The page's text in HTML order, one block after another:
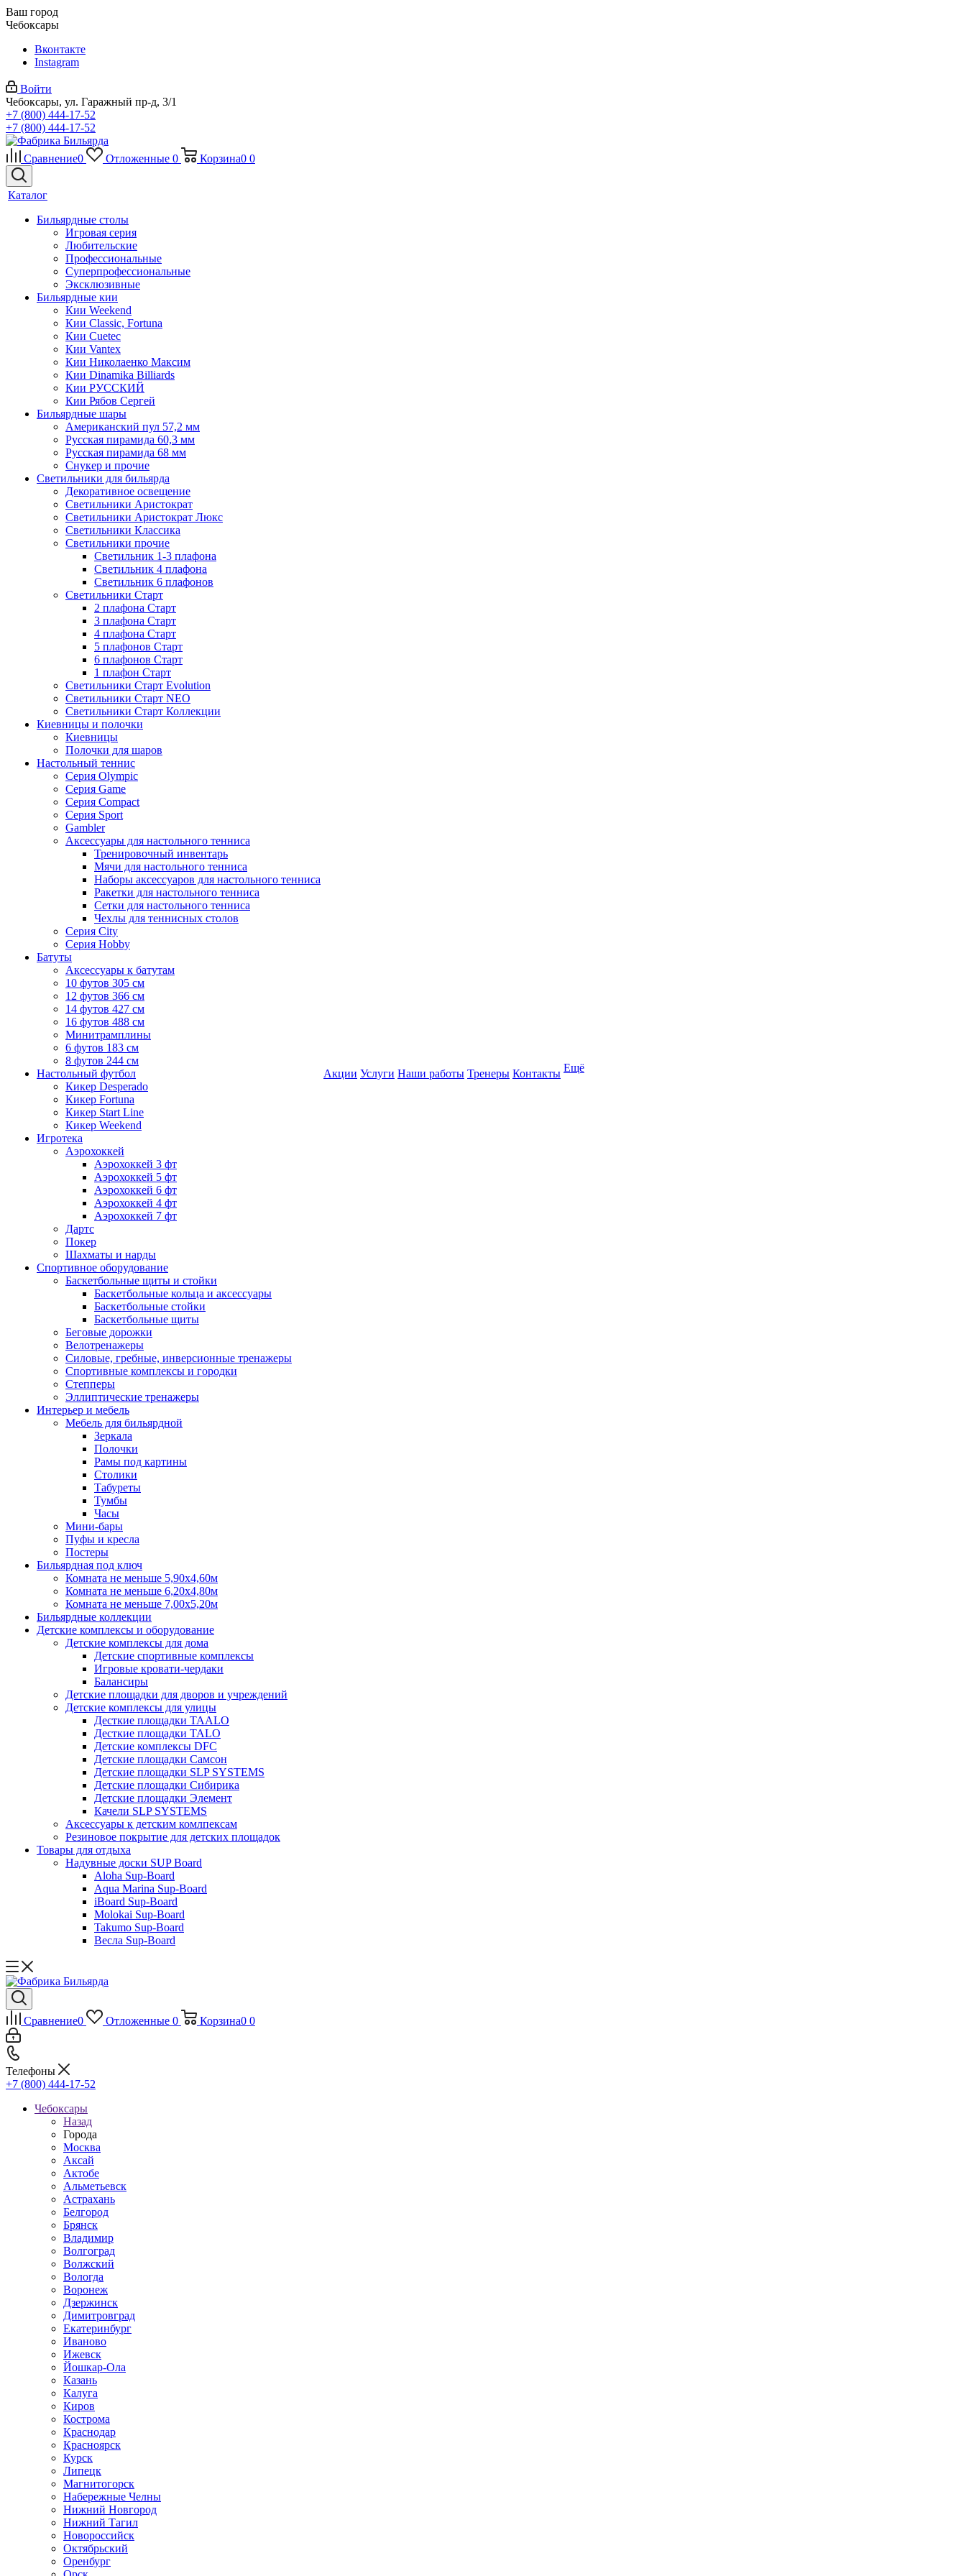
Ваш город
Чебоксары
Вконтакте
Instagram
Войти
Чебоксары, ул. Гаражный пр-д, 3/1
+7 (800) 444-17-52
+7 (800) 444-17-52
Сравнение0 Отложенные 0 Корзина0 0
Каталог
Бильярдные столы
Игровая серия
Любительские
Профессиональные
Суперпрофессиональные
Эксклюзивные
Бильярдные кии
Кии Weekend
Кии Classic, Fortuna
Кии Cuetec
Кии Vantex
Кии Николаенко Максим
Кии Dinamika Billiards
Кии РУССКИЙ
Кии Рябов Сергей
Бильярдные шары
Американский пул 57,2 мм
Русская пирамида 60,3 мм
Русская пирамида 68 мм
Снукер и прочие
Светильники для бильярда
Декоративное освещение
Светильники Аристократ
Светильники Аристократ Люкс
Светильники Классика
Светильники прочие
Светильник 1-3 плафона
Светильник 4 плафона
Светильник 6 плафонов
Светильники Старт
2 плафона Старт
3 плафона Старт
4 плафона Старт
5 плафонов Старт
6 плафонов Старт
1 плафон Старт
Светильники Старт Evolution
Светильники Старт NEO
Светильники Старт Коллекции
Киевницы и полочки
Киевницы
Полочки для шаров
Настольный теннис
Серия Olympic
Серия Game
Серия Compact
Серия Sport
Gambler
Аксессуары для настольного тенниса
Тренировочный инвентарь
Мячи для настольного тенниса
Наборы аксессуаров для настольного тенниса
Ракетки для настольного тенниса
Сетки для настольного тенниса
Чехлы для теннисных столов
Серия City
Серия Hobby
Батуты
Аксессуары к батутам
10 футов 305 см
12 футов 366 см
14 футов 427 см
16 футов 488 см
Минитрамплины
6 футов 183 см
8 футов 244 см
Настольный футбол
Кикер Desperado
Кикер Fortuna
Кикер Start Line
Кикер Weekend
Игротека
Аэрохоккей
Аэрохоккей 3 фт
Аэрохоккей 5 фт
Аэрохоккей 6 фт
Аэрохоккей 4 фт
Аэрохоккей 7 фт
Дартс
Покер
Шахматы и нарды
Спортивное оборудование
Баскетбольные щиты и стойки
Баскетбольные кольца и аксессуары
Баскетбольные стойки
Баскетбольные щиты
Беговые дорожки
Велотренажеры
Силовые, гребные, инверсионные тренажеры
Спортивные комплексы и городки
Степперы
Эллиптические тренажеры
Интерьер и мебель
Мебель для бильярдной
Зеркала
Полочки
Рамы под картины
Столики
Табуреты
Тумбы
Часы
Мини-бары
Пуфы и кресла
Постеры
Бильярдная под ключ
Комната не меньше 5,90х4,60м
Комната не меньше 6,20х4,80м
Комната не меньше 7,00х5,20м
Бильярдные коллекции
Детские комплексы и оборудование
Детские комплексы для дома
Детские спортивные комплексы
Игровые кровати-чердаки
Балансиры
Детские площадки для дворов и учреждений
Детские комплексы для улицы
Десткие площадки TAALO
Десткие площадки TALO
Детские комплексы DFC
Детские площадки Самсон
Детские площадки SLP SYSTEMS
Детские площадки Сибирика
Детские площадки Элемент
Качели SLP SYSTEMS
Аксессуары к детским комлпексам
Резиновое покрытие для детских площадок
Товары для отдыха
Надувные доски SUP Board
Aloha Sup-Board
Aqua Marina Sup-Board
iBoard Sup-Board
Molokai Sup-Board
Takumo Sup-Board
Весла Sup-Board
Акции Услуги Наши работы Тренеры Контакты Ещё
Сравнение0 Отложенные 0 Корзина0 0
Телефоны
+7 (800) 444-17-52
Чебоксары
Назад
Города
Москва
Аксай
Актобе
Альметьевск
Астрахань
Белгород
Брянск
Владимир
Волгоград
Волжский
Вологда
Воронеж
Дзержинск
Димитровград
Екатеринбург
Иваново
Ижевск
Йошкар-Ола
Казань
Калуга
Киров
Кострома
Краснодар
Красноярск
Курск
Липецк
Магнитогорск
Набережные Челны
Нижний Новгород
Нижний Тагил
Новороссийск
Октябрьский
Оренбург